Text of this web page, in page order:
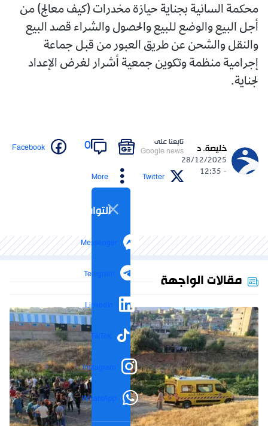
محكمة السانية بجناية حيازة مخدرات (كيف معالج) من
أجل البيع والوضع للبيع والحصول والشراء قصد البيع
والنقل والشحن عن طريق العبور من قبل جماعة
إجرامية منظمة وتكوين جمعية أشرار لغرض الإعداد
لجناية.
خليصة. د
28/12/2025
- 12:35
تابعنا على
Google news
0
Facebook
Twitter
More
التواصل الاجتماعي
Messenger
Telegram
LinkedIn
TikTok
Instagram
WhatsApp
مقالات الواجهة